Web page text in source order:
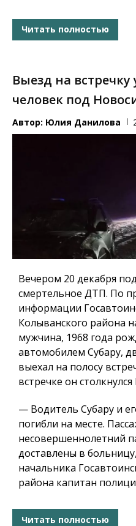
Читать полностью
Выезд на
человек под
Автор: Юлия Данилова
Вечером 20 декабря
смертельное ДТП. По
информации
Колыванского района
мужчина, 1968 года
автомобилем Субару,
выехал на полосу
встречке он
— Водитель Субару и
погибли на месте.
несовершеннолетний
доставлены в
начальника
района капитан
Читать полностью